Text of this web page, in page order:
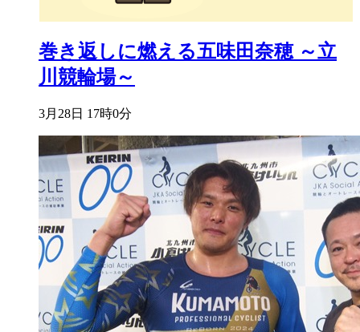
巻き返しに燃える五味田奈穂 ～立
川競輪場～
3月28日 17時0分